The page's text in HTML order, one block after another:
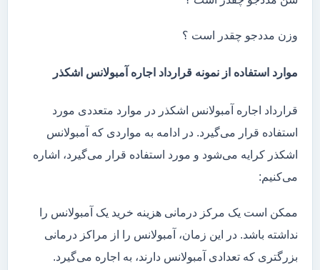
وزن مددجو چقدر است ؟
موارد استفاده از نمونه قرارداد اجاره آمبولانس اشکذر
قرارداد اجاره آمبولانس اشکذر در موارد متعددی مورد
استفاده قرار می‌گیرد. در ادامه به مواردی که آمبولانس
اشکذر کرایه می‌شود و مورد استفاده قرار می‌گیرد، اشاره
می‌کنیم:
ممکن است یک مرکز درمانی هزینه خرید یک آمبولانس را
نداشته باشد. در این زمان، آمبولانس را از مراکز درمانی
بزرگتری که تعدادی آمبولانس دارند، به اجاره می‌گیرد.